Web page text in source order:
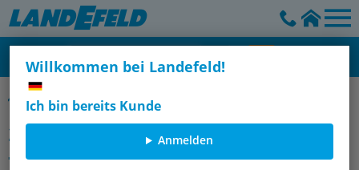
Willkommen bei Landefeld!
Ich bin bereits Kunde
Anmelden
Gelenkbolzenschellen, Eco-Line
24mm Eco-Gelenkbolzenschelle, 86
- 91mm, 1.4016 (W2)